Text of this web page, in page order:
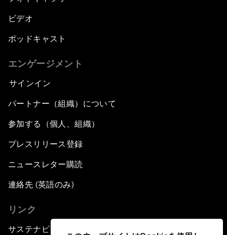
ビデオ
ポッドキャスト
エンゲージメント
サインイン
パートナー（組織）について
参加する（個人、組織）
プレスリリース登録
ニュースレター購読
連絡先 (英語のみ)
リンク
サステナビリティへの取り組み